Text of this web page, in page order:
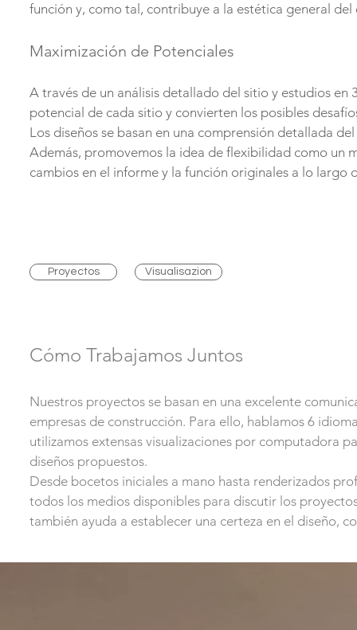
función y, como tal, contribuye a la estética general del
Maximización de Potenciales
A través de un análisis detallado del sitio y estudios
potencial de cada sitio y convierten los posibles
Los diseños se basan en una comprensión detallada
Además, promovemos la idea de flexibilidad como un
cambios en el informe y la función originales a lo largo
Proyectos Visualisazion
Cómo Trabajamos Juntos
Nuestros proyectos se basan en una excelente
empresas de construcción. Para ello, hablamos 6
utilizamos extensas visualizaciones por computadora
diseños propuestos.
Desde bocetos iniciales a mano hasta renderizados
todos los medios disponibles para discutir los
también ayuda a establecer una certeza en el diseño,